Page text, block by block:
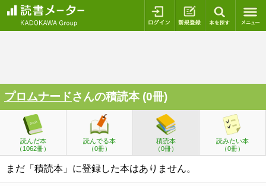
ログイン 新規登録
プロムナードさんの積読本 (0冊)
読んだ本
（1062冊）
読んでる本
（0冊）
積読本
（0冊）
読みたい本
（0冊）
まだ「積読本」に登録した本はありません。